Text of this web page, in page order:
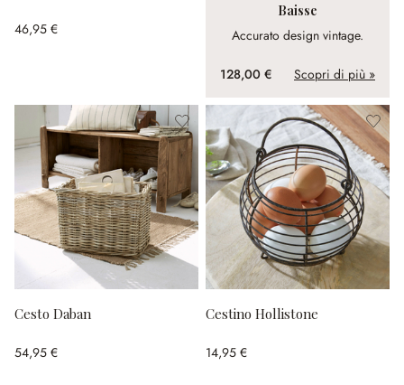
46,95 €
Baisse
Accurato design vintage.
128,00 € Scopri di più »
Cesto Daban
54,95 €
Cestino Hollistone
14,95 €